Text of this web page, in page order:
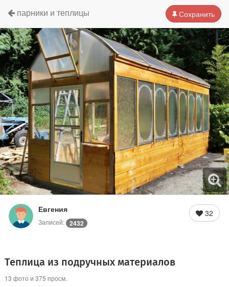
Сохранить
парники и теплицы
Евгения
Записей: 2432
32
Теплица из подручных материалов
13 фото и 375 просм.